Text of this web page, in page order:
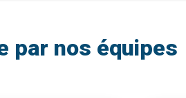
par nos équipes